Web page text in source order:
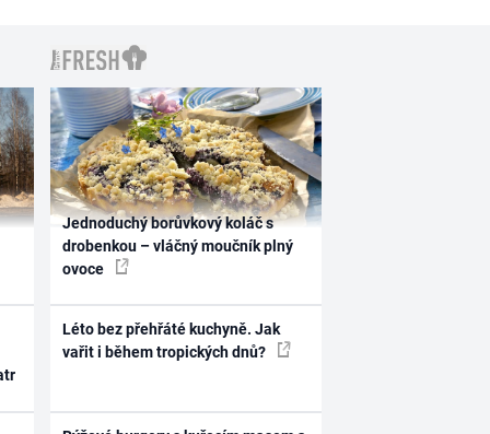
Jednoduchý borůvkový koláč s
drobenkou – vláčný moučník plný
ovoce
Léto bez přehřáté kuchyně. Jak
vařit i během tropických dnů?